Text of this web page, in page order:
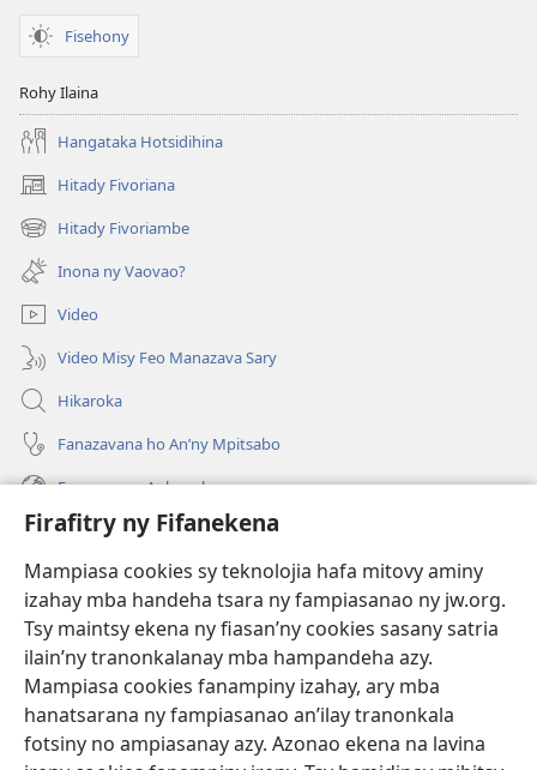
Firafitry ny Fifanekena
Mampiasa cookies sy teknolojia hafa mitovy aminy
izahay mba handeha tsara ny fampiasanao ny jw.org.
Tsy maintsy ekena ny fiasan’ny cookies sasany satria
ilain’ny tranonkalanay mba hampandeha azy.
Mampiasa cookies fanampiny izahay, ary mba
hanatsarana ny fampiasanao an’ilay tranonkala
fotsiny no ampiasanay azy. Azonao ekena na lavina
Fisehony
Rohy Ilaina
Hangataka Hotsidihina
Hitady Fivoriana
(manokatra
rohy) Hitady Fivoriambe
(manokatra
rohy) Inona ny Vaovao?
Video
Video Misy Feo Manazava Sary
Hikaroka
Fanazavana ho An’ny Mpitsabo
Fanazavana Ankapobeny
Fanampiana
Fanomezana
(manokatra
rohy)
FITEHIRIZAM-BOKIN’NY Vavolombelon’i Jehovah
(manokatra
rohy)
JW Hub
(manokatra
rohy)
JW Library